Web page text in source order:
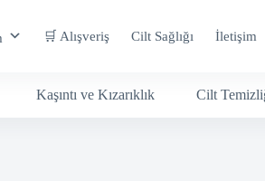
🛒 Alışveriş Cilt Sağlığı İletişim
Kaşıntı ve Kızarıklık Cilt